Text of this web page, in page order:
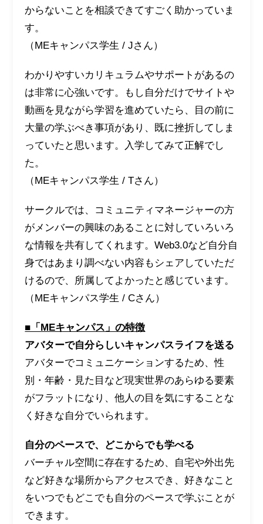
からないことを相談できてすごく助かっていま
す。
（MEキャンパス学生 / Jさん）
わかりやすいカリキュラムやサポートがあるの
は非常に心強いです。もし自分だけでサイトや
動画を見ながら学習を進めていたら、目の前に
大量の学ぶべき事項があり、既に挫折してしま
っていたと思います。入学してみて正解でし
た。
（MEキャンパス学生 / Tさん）
サークルでは、コミュニティマネージャーの方
がメンバーの興味のあることに対していろいろ
な情報を共有してくれます。Web3.0など自分自
身ではあまり調べない内容もシェアしていただ
けるので、所属してよかったと感じています。
（MEキャンパス学生 / Cさん）
■「MEキャンパス」の特徴
アバターで自分らしいキャンパスライフを送る
アバターでコミュニケーションするため、性
別・年齢・見た目など現実世界のあらゆる要素
がフラットになり、他人の目を気にすることな
く好きな自分でいられます。
自分のペースで、どこからでも学べる
バーチャル空間に存在するため、自宅や外出先
など好きな場所からアクセスでき、好きなこと
をいつでもどこでも自分のペースで学ぶことが
できます。